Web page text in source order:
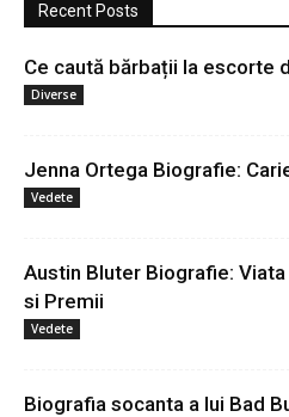
Recent Posts
Ce caută bărbații la escorte
Diverse
Jenna Ortega Biografie:
Vedete
Austin Bluter Biografie:
si Premii
Vedete
Biografia socanta a lui Bad